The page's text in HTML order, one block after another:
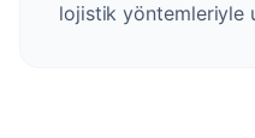
lojistik yöntemleriyle